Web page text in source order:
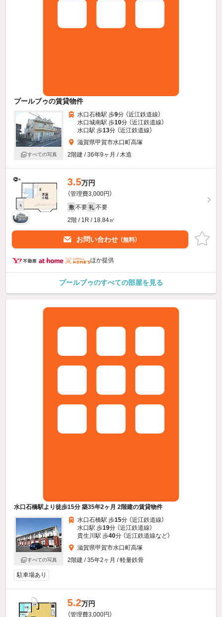
プールブゥの賃貸物件
すべての写真
水口石橋駅 歩9分 （近江鉄道線）
水口城南駅 歩10分 （近江鉄道線）
水口駅 歩13分 （近江鉄道線）
滋賀県甲賀市水口町高塚
2階建 / 36年9ヶ月 / 木造
3.5万円
（管理費3,000円）
敷 不要 礼 不要
2階 / 1R / 18.84㎡
お問い合わせ （無料）
ほか提供
プールブゥのすべての部屋を見る
水口石橋駅より徒歩15分 築35年2ヶ月 2階建の賃貸物件
すべての写真
水口石橋駅 歩15分 （近江鉄道線）
水口駅 歩19分 （近江鉄道線）
貴生川駅 歩40分 （近江鉄道線など）
滋賀県甲賀市水口町高塚
2階建 / 35年2ヶ月 / 軽量鉄骨
駐車場あり
5.2万円
（管理費3,000円）